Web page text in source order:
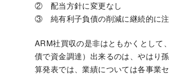
② 配当方針に変更なし
③ 純有利子負債の削減に継続的に
ARM社買収の是非はともかくとして
債で資金調達）出来るのは、やはり
算発表では、業績については各事業